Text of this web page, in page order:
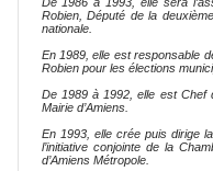
Robien, Député de la
nationale.
En 1989, elle est responsable
Robien pour les élections
De 1989 à 1992, elle est Chef
Mairie d’Amiens.
En 1993, elle crée puis dirige
l’initiative conjointe de la
d’Amiens Métropole.